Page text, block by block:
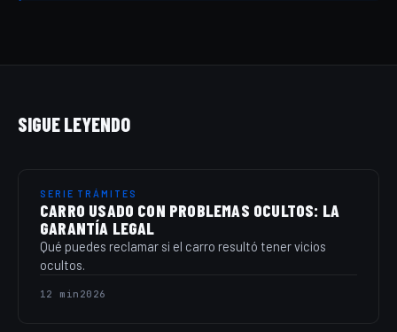
SIGUE LEYENDO
SERIE TRÁMITES
CARRO USADO CON PROBLEMAS OCULTOS: LA
GARANTÍA LEGAL
Qué puedes reclamar si el carro resultó tener vicios
ocultos.
12 min 2026